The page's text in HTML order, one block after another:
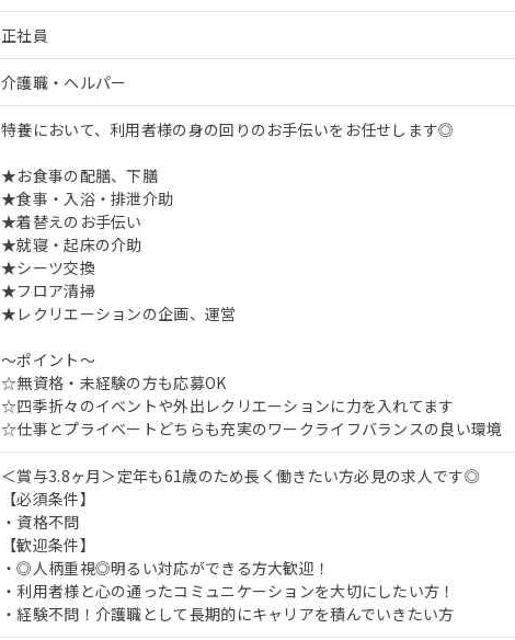
正社員
介護職・ヘルパー
特養において、利用者様の身の回りのお手伝いをお任せします◎
★お食事の配膳、下膳
★食事・入浴・排泄介助
★着替えのお手伝い
★就寝・起床の介助
★シーツ交換
★フロア清掃
★レクリエーションの企画、運営
～ポイント～
☆無資格・未経験の方も応募OK
☆四季折々のイベントや外出レクリエーションに力を入れてます
☆仕事とプライベートどちらも充実のワークライフバランスの良い環境
＜賞与3.8ヶ月＞定年も61歳のため長く働きたい方必見の求人です◎
【必須条件】
・資格不問
【歓迎条件】
・◎人柄重視◎明るい対応ができる方大歓迎！
・利用者様と心の通ったコミュニケーションを大切にしたい方！
・経験不問！介護職として長期的にキャリアを積んでいきたい方